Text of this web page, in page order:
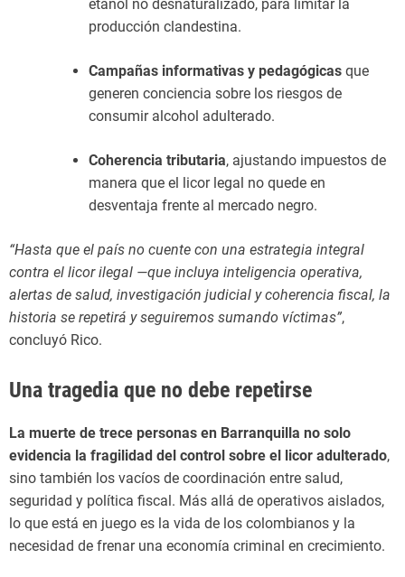
etanol no desnaturalizado, para limitar la
producción clandestina.
Campañas informativas y pedagógicas que
generen conciencia sobre los riesgos de
consumir alcohol adulterado.
Coherencia tributaria, ajustando impuestos de
manera que el licor legal no quede en
desventaja frente al mercado negro.
“Hasta que el país no cuente con una estrategia integral
contra el licor ilegal —que incluya inteligencia operativa,
alertas de salud, investigación judicial y coherencia fiscal, la
historia se repetirá y seguiremos sumando víctimas”,
concluyó Rico.
Una tragedia que no debe repetirse
La muerte de trece personas en Barranquilla no solo
evidencia la fragilidad del control sobre el licor adulterado,
sino también los vacíos de coordinación entre salud,
seguridad y política fiscal. Más allá de operativos aislados,
lo que está en juego es la vida de los colombianos y la
necesidad de frenar una economía criminal en crecimiento.